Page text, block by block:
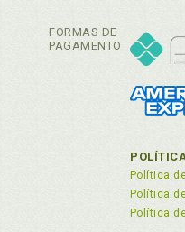
FORMAS DE
PAGAMENTO
Política
Política
Política